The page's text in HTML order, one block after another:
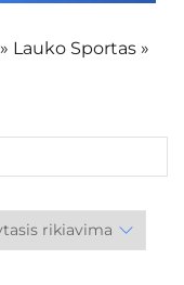
» Lauko Sportas »